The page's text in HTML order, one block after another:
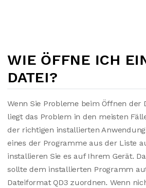
WIE ÖFFNE ICH
DATEI?
Wenn Sie Probleme beim Öffnen der
liegt das Problem in den meisten
der richtigen installierten
eines der Programme aus der Liste
installieren Sie es auf Ihrem Gerät.
sollte dem installierten Programm
Dateiformat QD3 zuordnen. Wenn